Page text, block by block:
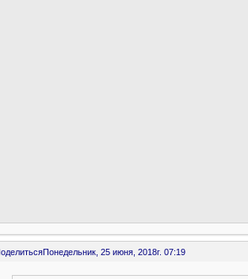
Понедельник, 25 июня, 2018г. 07:19